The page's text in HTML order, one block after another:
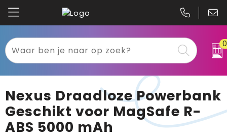
0
Textiel
Werkkleding
Sport
Kariban
B&C
Gildan
Nexus Draadloze Powerbank
Geschikt voor MagSafe R-
ABS 5000 mAh